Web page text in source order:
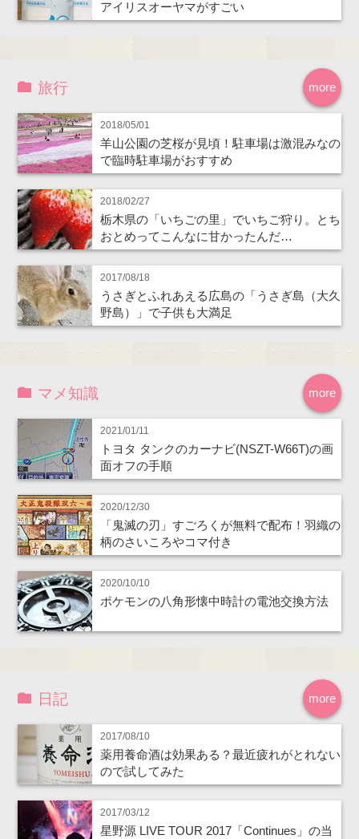
アイリスオーヤマがすごい
more
旅行
2018/05/01
羊山公園の芝桜が見頃！駐車場は激混みなの
で臨時駐車場がおすすめ
2018/02/27
栃木県の「いちごの里」でいちご狩り。とち
おとめってこんなに甘かったんだ…
2017/08/18
うさぎとふれあえる広島の「うさぎ島（大久
野島）」で子供も大満足
more
マメ知識
2021/01/11
トヨタ タンクのカーナビ(NSZT-W66T)の画
面オフの手順
2020/12/30
「鬼滅の刃」すごろくが無料で配布！羽織の
柄のさいころやコマ付き
2020/10/10
ポケモンの八角形懐中時計の電池交換方法
more
日記
2017/08/10
薬用養命酒は効果ある？最近疲れがとれない
ので試してみた
2017/03/12
星野源 LIVE TOUR 2017「Continues」の当